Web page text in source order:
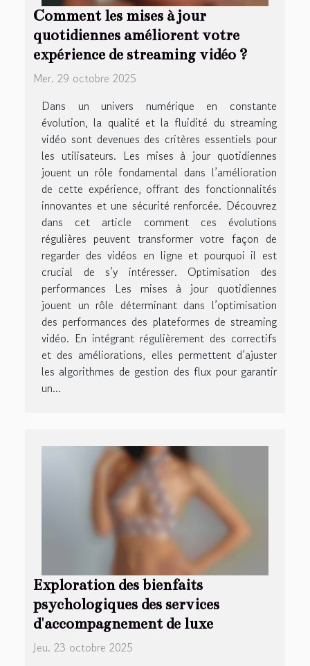
Comment les mises à jour
quotidiennes améliorent votre
expérience de streaming vidéo ?
Mer. 29 octobre 2025
Dans un univers numérique en constante
évolution, la qualité et la fluidité du streaming
vidéo sont devenues des critères essentiels pour
les utilisateurs. Les mises à jour quotidiennes
jouent un rôle fondamental dans l’amélioration
de cette expérience, offrant des fonctionnalités
innovantes et une sécurité renforcée. Découvrez
dans cet article comment ces évolutions
régulières peuvent transformer votre façon de
regarder des vidéos en ligne et pourquoi il est
crucial de s’y intéresser. Optimisation des
performances Les mises à jour quotidiennes
jouent un rôle déterminant dans l’optimisation
des performances des plateformes de streaming
vidéo. En intégrant régulièrement des correctifs
et des améliorations, elles permettent d’ajuster
les algorithmes de gestion des flux pour garantir
un...
Exploration des bienfaits
psychologiques des services
d'accompagnement de luxe
Jeu. 23 octobre 2025